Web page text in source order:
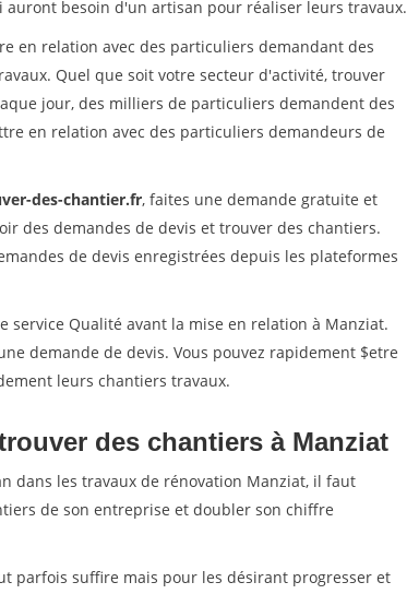
besoin d'un artisan pour réaliser leurs travaux.
en relation avec des particuliers demandant des
Quel que soit votre secteur d'activité, trouver
jour, des milliers de particuliers demandent des
en relation avec des particuliers demandeurs de
des-chantier.fr, faites une demande gratuite et
des demandes de devis et trouver des chantiers.
de devis enregistrées depuis les plateformes
service Qualité avant la mise en relation à Manziat.
demande de devis. Vous pouvez rapidement $etre
leurs chantiers travaux.
des chantiers à Manziat
dans les travaux de rénovation Manziat, il faut
de son entreprise et doubler son chiffre
parfois suffire mais pour les désirant progresser et